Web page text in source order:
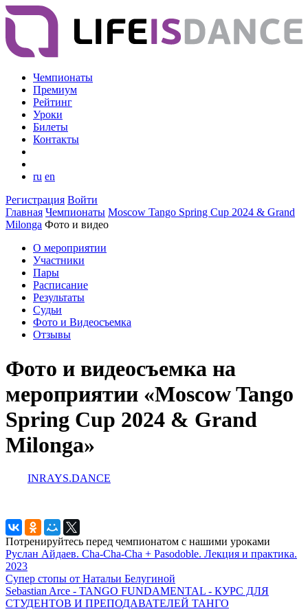
Чемпионаты
Премиум
Рейтинг
Уроки
Билеты
Контакты
ru en
Регистрация Войти
Главная Чемпионаты Moscow Tango Spring Cup 2024 & Grand
Milonga Фото и видео
О мероприятии
Участники
Пары
Расписание
Результаты
Судьи
Фото и Видеосъемка
Отзывы
Фото и видеосъемка на
мероприятии «Moscow Tango
Spring Cup 2024 & Grand
Milonga»
INRAYS.DANCE
Потренируйтесь перед чемпионатом с нашими уроками
Руслан Айдаев. Cha-Cha-Cha + Pasodoble. Лекция и практика.
2023
Супер стопы от Натальи Белугиной
Sebastian Arce - TANGO FUNDAMENTAL - КУРС ДЛЯ
СТУДЕНТОВ И ПРЕПОДАВАТЕЛЕЙ ТАНГО